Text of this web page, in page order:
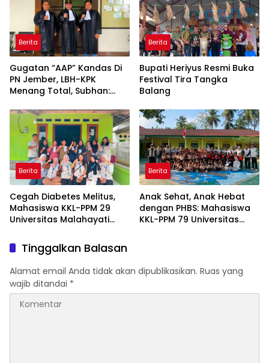
Berita
Gugatan “AAP” Kandas Di
PN Jember, LBH-KPK
Menang Total, Subhan:
Berita
Bupati Heriyus Resmi Buka
Festival Tira Tangka
Balang
Berita
Cegah Diabetes Melitus,
Mahasiswa KKL-PPM 29
Universitas Malahayati
Berbasis Data Cek
Kesehatan Gratis di RW 06
Kelurahan Banjarsari
Berita
Anak Sehat, Anak Hebat
dengan PHBS: Mahasiswa
KKL-PPM 79 Universitas
Tinggalkan Balasan
Alamat email Anda tidak akan dipublikasikan. Ruas yang
wajib ditandai *